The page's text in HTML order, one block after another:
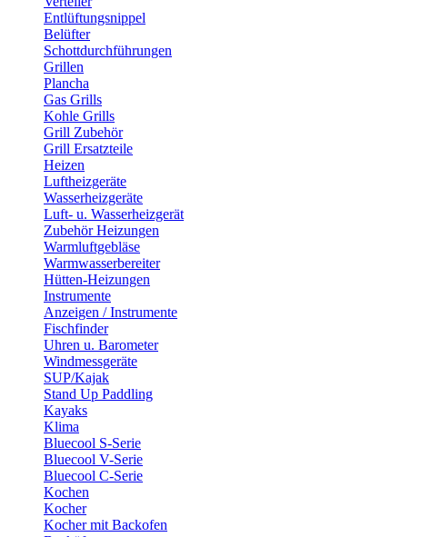
Entlüftungsnippel
Belüfter
Schottdurchführungen
Grillen
Plancha
Gas Grills
Kohle Grills
Grill Zubehör
Grill Ersatzteile
Heizen
Luftheizgeräte
Wasserheizgeräte
Luft- u. Wasserheizgerät
Zubehör Heizungen
Warmluftgebläse
Warmwasserbereiter
Hütten-Heizungen
Instrumente
Anzeigen / Instrumente
Fischfinder
Uhren u. Barometer
Windmessgeräte
SUP/Kajak
Stand Up Paddling
Kayaks
Klima
Bluecool S-Serie
Bluecool V-Serie
Bluecool C-Serie
Kochen
Kocher
Kocher mit Backofen